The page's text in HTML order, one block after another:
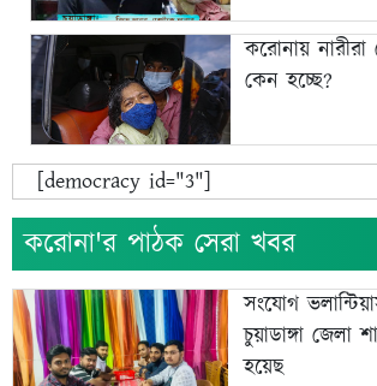
করোনায় নারীরা
কেন হচ্ছে?
[democracy id="3"]
করোনা'র পাঠক সেরা খবর
সংযোগ
চুয়াডাঙ্গা জেলা
হয়েছ